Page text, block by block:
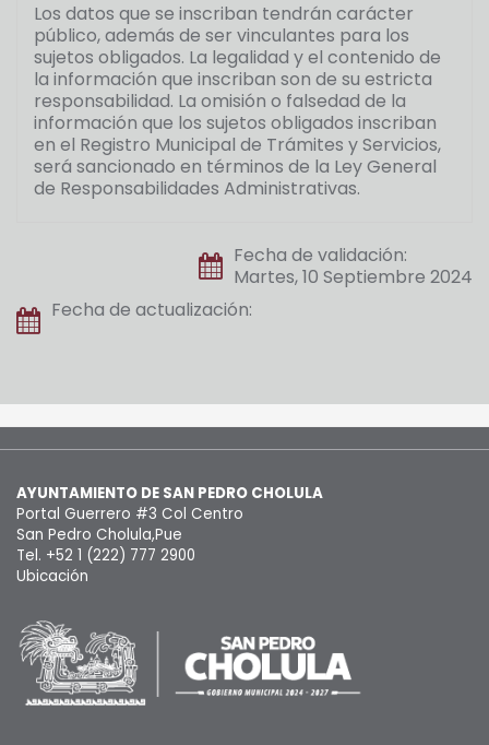
Los datos que se inscriban tendrán carácter
público, además de ser vinculantes para los
sujetos obligados. La legalidad y el contenido de
la información que inscriban son de su estricta
responsabilidad. La omisión o falsedad de la
información que los sujetos obligados inscriban
en el Registro Municipal de Trámites y Servicios,
será sancionado en términos de la Ley General
de Responsabilidades Administrativas.
Fecha de validación:
Martes, 10 Septiembre 2024
Fecha de actualización:
AYUNTAMIENTO DE SAN PEDRO CHOLULA
Portal Guerrero #3 Col Centro
San Pedro Cholula,Pue
Tel. +52 1 (222) 777 2900
Ubicación